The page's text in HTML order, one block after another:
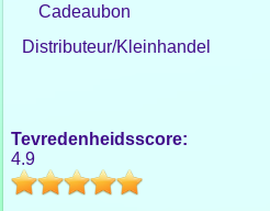
Cadeaubon
Distributeur/Kleinhandel
Tevredenheidsscore:
4.9